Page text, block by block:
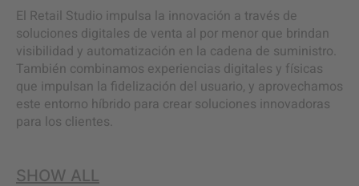
El Retail Studio impulsa la innovación a través de
soluciones digitales de venta al por menor que brindan
visibilidad y automatización en la cadena de suministro.
También combinamos experiencias digitales y físicas
que impulsan la fidelización del usuario, y aprovechamos
este entorno híbrido para crear soluciones innovadoras
para los clientes.
SHOW ALL